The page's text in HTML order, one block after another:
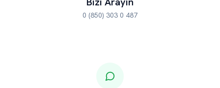
0 (850) 303 0 487